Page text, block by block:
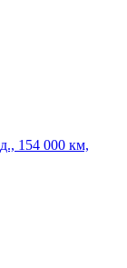
154 000 км,